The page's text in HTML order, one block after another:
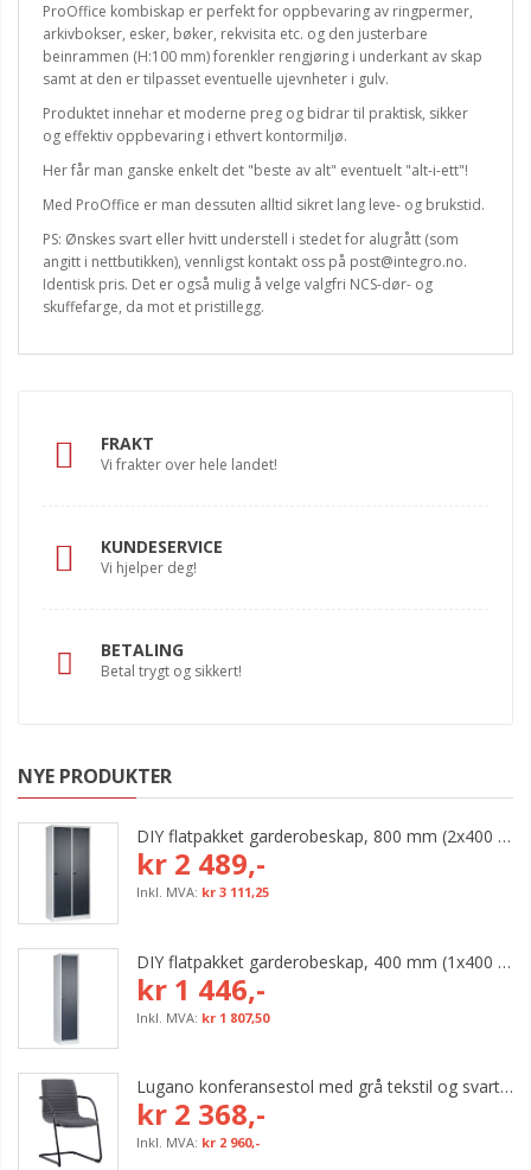
ProOffice kombiskap er perfekt for oppbevaring av ringpermer,
arkivbokser, esker, bøker, rekvisita etc. og den justerbare
beinrammen (H:100 mm) forenkler rengjøring i underkant av skap
samt at den er tilpasset eventuelle ujevnheter i gulv.
Produktet innehar et moderne preg og bidrar til praktisk, sikker
og effektiv oppbevaring i ethvert kontormiljø.
Her får man ganske enkelt det "beste av alt" eventuelt "alt-i-ett"!
Med ProOffice er man dessuten alltid sikret lang leve- og brukstid.
PS: Ønskes svart eller hvitt understell i stedet for alugrått (som
angitt i nettbutikken), vennligst kontakt oss på post@integro.no.
Identisk pris. Det er også mulig å velge valgfri NCS-dør- og
skuffefarge, da mot et pristillegg.
FRAKT
Vi frakter over hele landet!
KUNDESERVICE
Vi hjelper deg!
BETALING
Betal trygt og sikkert!
NYE PRODUKTER
DIY flatpakket garderobeskap, 800 mm (2x400 mm = 2 rom)
kr 2 489,-
kr 3 111,25
DIY flatpakket garderobeskap, 400 mm (1x400 mm = 1 rom)
kr 1 446,-
kr 1 807,50
Lugano konferansestol med grå tekstil og svart bøyleunderstell
kr 2 368,-
kr 2 960,-